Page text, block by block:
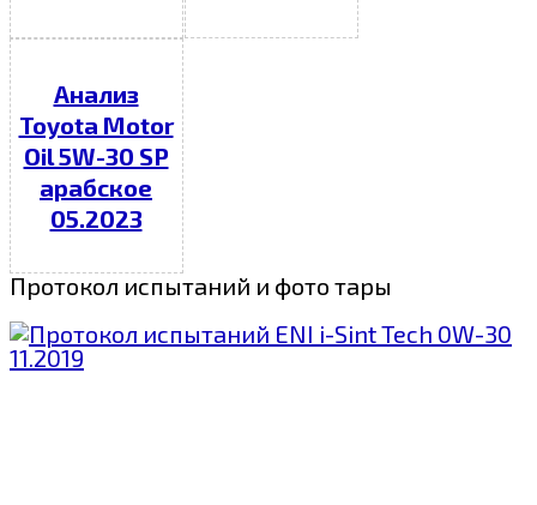
Анализ
Toyota Motor
Oil 5W-30 SP
арабское
05.2023
Протокол испытаний и фото тары